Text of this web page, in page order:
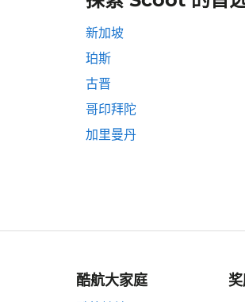
新加坡
珀斯
古晋
哥印拜陀
加里曼丹
酷航大家庭